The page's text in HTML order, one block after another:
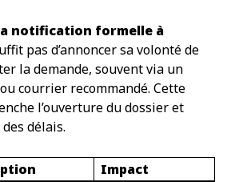
notification formelle à
pas d’annoncer sa volonté de
la demande, souvent via un
courrier recommandé. Cette
l’ouverture du dossier et
délais.
Impact